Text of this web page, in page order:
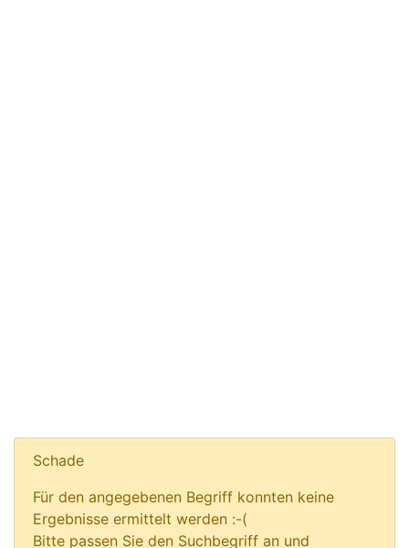
Schade
Für den angegebenen Begriff konnten keine
Ergebnisse ermittelt werden :-(
Bitte passen Sie den Suchbegriff an und